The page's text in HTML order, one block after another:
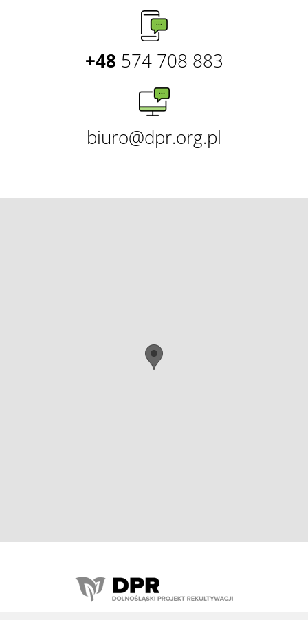
+48 574 708 883
biuro@dpr.org.pl